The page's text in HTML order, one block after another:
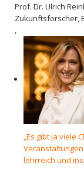
Prof. Dr. Ulrich
Zukunftsforscher,
,
„Es gibt ja viele
lehrreich und